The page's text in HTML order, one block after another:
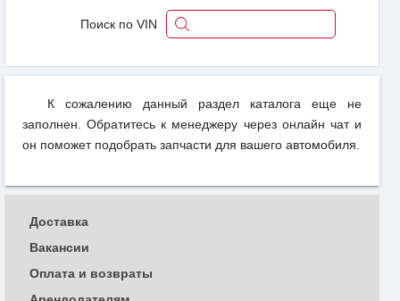
Поиск по VIN
К сожалению данный раздел каталога еще не
заполнен. Обратитесь к менеджеру через онлайн чат и
он поможет подобрать запчасти для вашего автомобиля.
Доставка
Вакансии
Оплата и возвраты